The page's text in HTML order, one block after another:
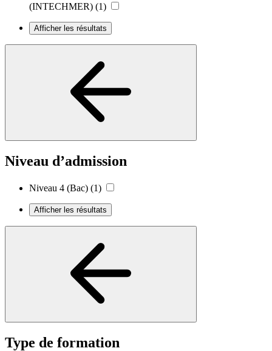
(INTECHMER) (1)
Afficher les résultats
Niveau d’admission
Niveau 4 (Bac) (1)
Afficher les résultats
Type de formation